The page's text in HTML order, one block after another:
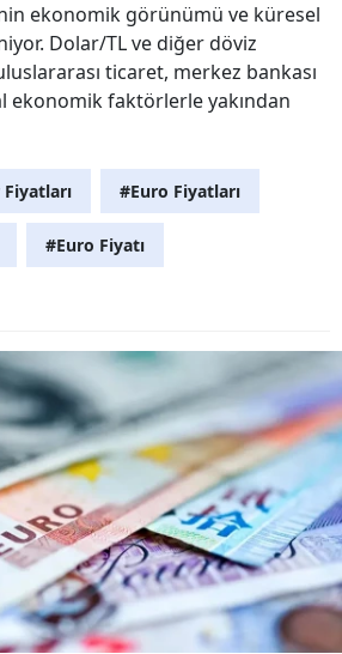
ekonomik görünümü ve küresel
Dolar/TL ve diğer döviz
ticaret, merkez bankası
ekonomik faktörlerle yakından
#Euro Fiyatları
#Euro Fiyatı